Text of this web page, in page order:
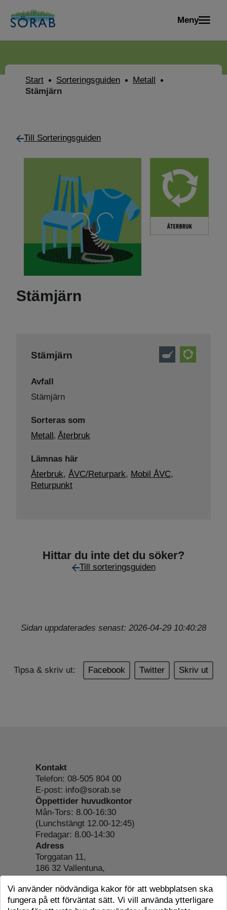
Meny
Start Sorteringsguiden
Metall
Stämjärn
Till Sorteringsguiden
Stämjärn
Stämjärn
Avfall
Stämjärn
Sorteras som
Metall, Återbruk
Lämnas här
Återbruk, ÅVC/Returpark, Mobil ÅVC,
Returpunkt
Hittar du inte det du söker?
Till sorteringsguiden
Sidan uppdaterades senast: 2026-04-29 10:40:28
Tipsa & skriv ut: Facebook Twitter Skriv ut
Kontakt
Telefon: 08-505 804 00
E-post: info@sorab.se
Öppettider huvudkontor
Mån-Tors: 8.00-16:30
(Lunchstängt 12.00-12:45)
Fredagar: 8.00-14:30
Adress
Torggatan 11,
186 32 Vallentuna,
Org.nr: 556197-4022
Om webbplatsen
Tillgänglighetsredogörelse
Vi använder nödvändiga kakor för att webbplatsen ska
fungera på ett förväntat sätt. Vi vill använda ytterligare